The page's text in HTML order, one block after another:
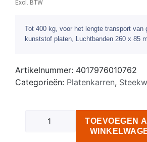
Excl. BTW
Tot 400 kg, voor het lengte transport van
kunststof platen, Luchtbanden 260 x 85
Artikelnummer: 4017976010762
Categorieën: Platenkarren,
TOEVOEGEN